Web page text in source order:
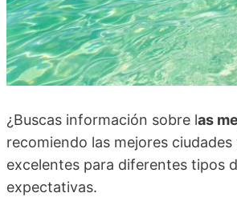
¿Buscas información sobre las
recomiendo las mejores
excelentes para diferentes tipos
expectativas.